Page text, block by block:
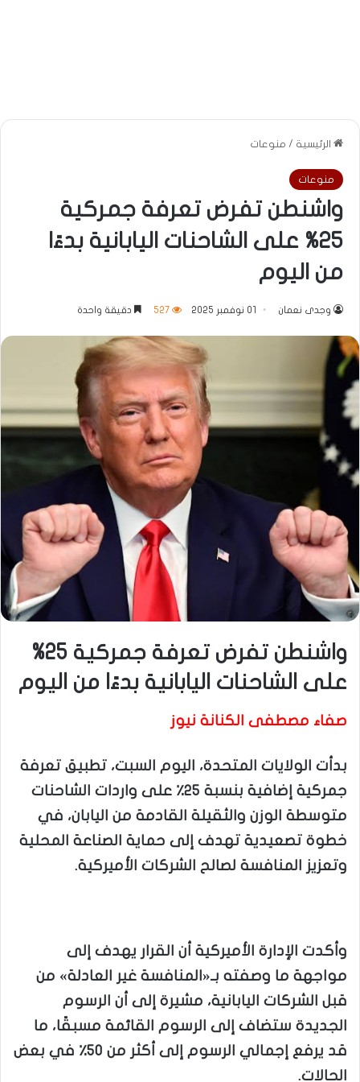
الرئيسية / منوعات
منوعات
واشنطن تفرض تعرفة جمركية
25% على الشاحنات اليابانية بدءًا
من اليوم
وجدى نعمان 01 نوفمبر 2025 527 دقيقة واحدة
واشنطن تفرض تعرفة جمركية 25%
على الشاحنات اليابانية بدءًا من اليوم
صفاء مصطفى الكنانة نيوز
بدأت الولايات المتحدة، اليوم السبت، تطبيق تعرفة
جمركية إضافية بنسبة 25٪ على واردات الشاحنات
متوسطة الوزن والثقيلة القادمة من اليابان، في
خطوة تصعيدية تهدف إلى حماية الصناعة المحلية
وتعزيز المنافسة لصالح الشركات الأميركية.
وأكدت الإدارة الأميركية أن القرار يهدف إلى
مواجهة ما وصفته بـ«المنافسة غير العادلة» من
قبل الشركات اليابانية، مشيرة إلى أن الرسوم
الجديدة ستضاف إلى الرسوم القائمة مسبقًا، ما
قد يرفع إجمالي الرسوم إلى أكثر من 50٪ في بعض
الحالات.